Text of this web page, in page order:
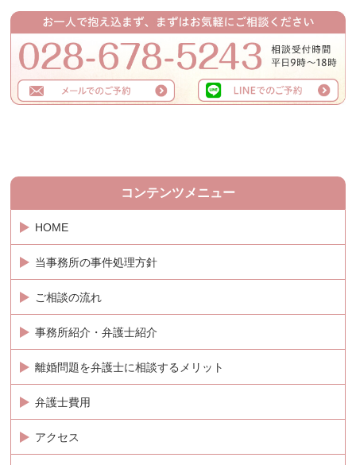
コンテンツメニュー
HOME
当事務所の事件処理方針
ご相談の流れ
事務所紹介・弁護士紹介
離婚問題を弁護士に相談するメリット
弁護士費用
アクセス